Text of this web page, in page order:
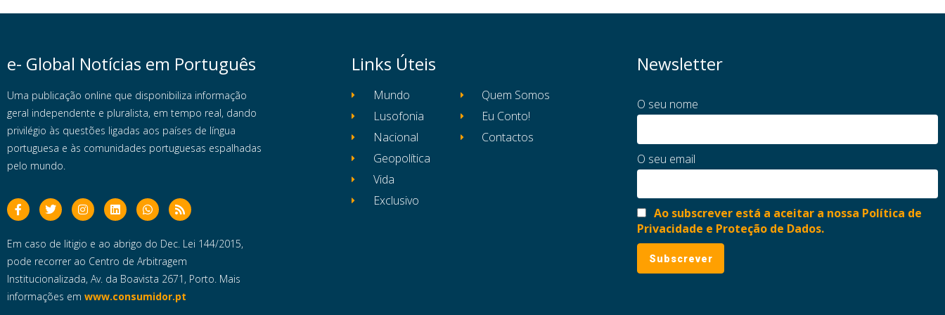
e- Global Notícias em Português
Uma publicação online que disponibiliza informação
geral independente e pluralista, em tempo real, dando
privilégio às questões ligadas aos países de língua
portuguesa e às comunidades portuguesas espalhadas
pelo mundo.
Em caso de litigio e ao abrigo do Dec. Lei 144/2015,
pode recorrer ao Centro de Arbitragem
Institucionalizada, Av. da Boavista 2671, Porto. Mais
informações em www.consumidor.pt
Links Úteis
Mundo
Lusofonia
Nacional
Geopolítica
Vida
Exclusivo
Quem Somos
Eu Conto!
Contactos
Newsletter
O seu nome
O seu email
Ao subscrever está a aceitar a nossa Política de
Privacidade e Proteção de Dados.